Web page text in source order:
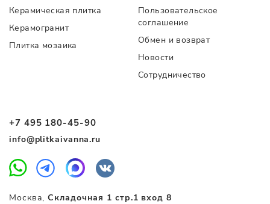
+7 495 180-45-90
info@plitkaivanna.ru
Москва,Складочная 1 стр.1 вход 8
Керамическая плитка
Керамогранит
Плитка мозаика
Пользовательское
соглашение
Обмен и возврат
Новости
Сотрудничество